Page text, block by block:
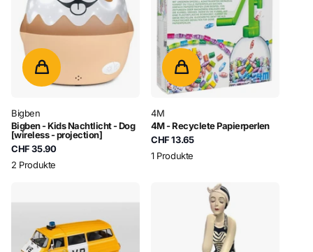
Bigben
Bigben - Kids Nachtlicht - Dog
[wireless - projection]
CHF 35.90
2 Produkte
4M
4M - Recyclete Papierperlen
CHF 13.65
1 Produkte